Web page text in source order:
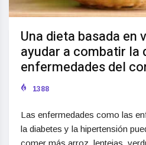
Una dieta basada en
ayudar a combatir la
enfermedades del
1388
Las enfermedades como las
la diabetes y la hipertensión